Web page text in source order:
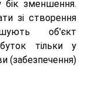
зменшення.
зі створення
об'єкт
тільки у
(забезпечення)